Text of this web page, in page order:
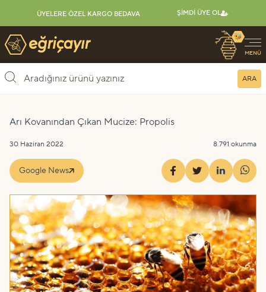
ÜYELERE ÖZEL KARGO BEDAVA ŞIMDI ÜYE OL
Eğriçayır Organik Arı Ürünleri 🐝
MENÜ
ARA
Arı Kovanından Çıkan Mucize: Propolis
30 Haziran 2022 8.791 okunma
Google News